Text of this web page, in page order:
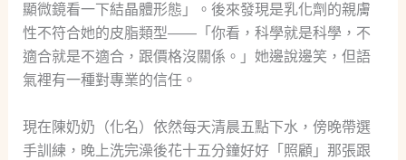
顯微鏡看一下結晶體形態」。後來發現是乳化劑的親膚
性不符合她的皮脂類型——「你看，科學就是科學，不
適合就是不適合，跟價格沒關係。」她邊說邊笑，但語
氣裡有一種對專業的信任。
現在陳奶奶（化名）依然每天清晨五點下水，傍晚帶選
手訓練，晚上洗完澡後花十五分鐘好好「照顧」那張跟